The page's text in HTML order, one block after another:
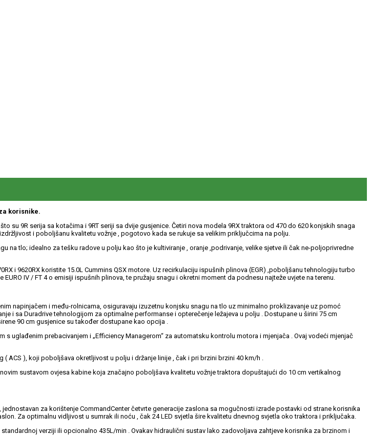
korisnike.
9R serija sa kotačima i 9RT seriji sa dvije gusjenice. Četiri nova modela 9RX traktora od 470 do 620 konjskih snaga
i poboljšanu kvalitetu vožnje , pogotovo kada se rukuje sa velikim priključcima na polju.
tlo; idealno za tešku radove u polju kao što je kultiviranje , oranje ,podrivanje, velike sjetve ili čak ne-poljoprivredne
i 9620RX koristite 15.0L Cummins QSX motore. Uz recirkulaciju ispušnih plinova (EGR) ,poboljšanu tehnologiju turbo
IV / FT 4 o emisiji ispušnih plinova, te pružaju snagu i okretni moment da podnesu najteže uvjete na terenu.
napinjačem i među-rolnicama, osiguravaju izuzetnu konjsku snagu na tlo uz minimalno proklizavanje uz pomoć
i sa Duradrive tehnologijom za optimalne performanse i opterečenje ležajeva u polju . Dostupane u širini 75 cm
90 cm gusjenice su također dostupane kao opcija .
uglađenim prebacivanjem i „Efficiency Managerom“ za automatsku kontrolu motora i mjenjača . Ovaj vodeći mjenjač
), koji poboljšava okretljivost u polju i držanje linije , čak i pri brzini brzini 40 km/h .
sustavom ovjesa kabine koja značajno poboljšava kvalitetu vožnje traktora dopuštajući do 10 cm vertikalnog
za korištenje CommandCenter četvrte generacije zaslona sa mogučnosti izrade postavki od strane korisnika
Za optimalnu vidljivost u sumrak ili noću , čak 24 LED svjetla šire kvalitetu dnevnog svjetla oko traktora i priključaka.
verziji ili opcionalno 435L/min . Ovakav hidraulični sustav lako zadovoljava zahtjeve korisnika za brzinom i